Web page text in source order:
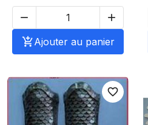


Ajouter au panier
favorite_border